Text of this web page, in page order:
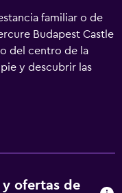
familiar o de
Budapest Castle
del centro de la
y descubrir las
250 modernas
están insonorizadas y
y ofertas de